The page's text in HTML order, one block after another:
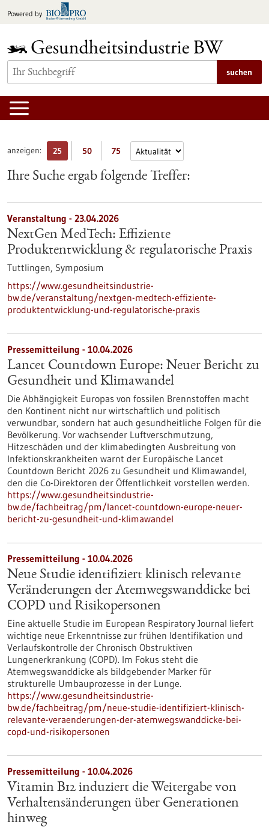
Inhalt
Powered by
suchen
anzeigen: 25 50 75
Ihre Suche ergab folgende Treffer:
Veranstaltung - 23.04.2026
NextGen MedTech: Effiziente
Produktentwicklung & regulatorische Praxis
Tuttlingen, Symposium
https://www.gesundheitsindustrie-
bw.de/veranstaltung/nextgen-medtech-effiziente-
produktentwicklung-und-regulatorische-praxis
Pressemitteilung - 10.04.2026
Lancet Countdown Europe: Neuer Bericht zu
Gesundheit und Klimawandel
Die Abhängigkeit Europas von fossilen Brennstoffen macht
den Kontinent nicht nur wirtschaftlich und politisch
verwundbar, sondern hat auch gesundheitliche Folgen für die
Bevölkerung. Vor wachsender Luftverschmutzung,
Hitzeschäden und der klimabedingten Ausbreitung von
Infektionskrankheiten warnt der Europäische Lancet
Countdown Bericht 2026 zu Gesundheit und Klimawandel,
den die Co-Direktoren der Öffentlichkeit vorstellen werden.
https://www.gesundheitsindustrie-
bw.de/fachbeitrag/pm/lancet-countdown-europe-neuer-
bericht-zu-gesundheit-und-klimawandel
Pressemitteilung - 10.04.2026
Neue Studie identifiziert klinisch relevante
Veränderungen der Atemwegswanddicke bei
COPD und Risikopersonen
Eine aktuelle Studie im European Respiratory Journal liefert
wichtige neue Erkenntnisse zur frühen Identifikation und
Verlaufskontrolle der Chronisch Obstruktiven
Lungenerkrankung (COPD). Im Fokus steht die
Atemwegswanddicke als bildgebender Marker für
strukturelle Umbauprozesse in der Lunge.
https://www.gesundheitsindustrie-
bw.de/fachbeitrag/pm/neue-studie-identifiziert-klinisch-
relevante-veraenderungen-der-atemwegswanddicke-bei-
copd-und-risikopersonen
Pressemitteilung - 10.04.2026
Vitamin B12 induziert die Weitergabe von
Verhaltensänderungen über Generationen
hinweg